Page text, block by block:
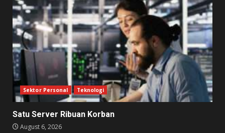
Sektor Personal Teknologi
Satu Server Ribuan Korban
August 6, 2026